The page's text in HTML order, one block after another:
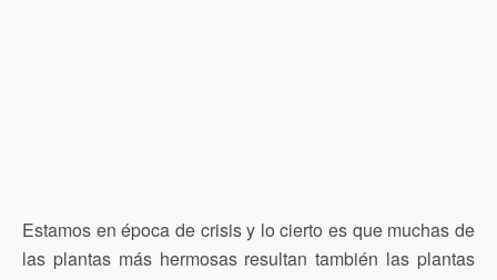
Estamos en época de crisis y lo cierto es que muchas de
las plantas más hermosas resultan también las plantas